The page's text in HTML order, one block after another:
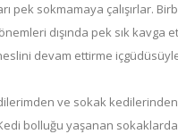
pek sokmamaya çalışırlar.
dışında pek sık kavga
devam ettirme içgüdüsüyle
ve sokak
bolluğu yaşanan